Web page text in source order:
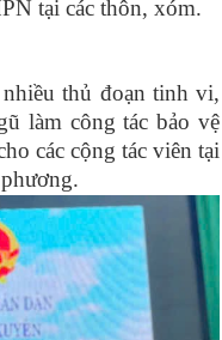
tại các thôn, xóm.
thủ đoạn tinh vi,
làm công tác bảo vệ
các cộng tác viên tại